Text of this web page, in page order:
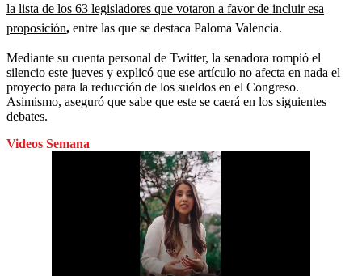
la lista de los 63 legisladores que votaron a favor de incluir esa
proposición, entre las que se destaca Paloma Valencia.
Mediante su cuenta personal de Twitter, la senadora rompió el
silencio este jueves y explicó que ese artículo no afecta en nada el
proyecto para la reducción de los sueldos en el Congreso.
Asimismo, aseguró que sabe que este se caerá en los siguientes
debates.
Videos Semana